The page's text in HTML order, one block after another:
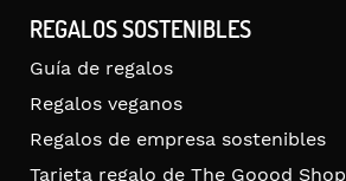
REGALOS SOSTENIBLES
Guía de regalos
Regalos veganos
Regalos de empresa sostenibles
Tarjeta regalo de The Goood Shop